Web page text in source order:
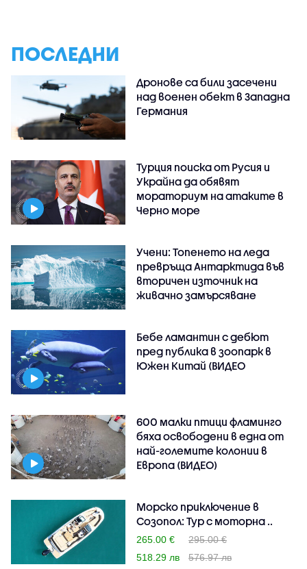
ПОСЛЕДНИ
Дронове са били засечени
над военен обект в Западна
Германия
Турция поиска от Русия и
Украйна да обявят
мораториум на атаките в
Черно море
Учени: Топенето на леда
превръща Антарктида във
вторичен източник на
живачно замърсяване
Бебе ламантин с дебют
пред публика в зоопарк в
Южен Китай (ВИДЕО
600 малки птици фламинго
бяха освободени в една от
най-големите колонии в
Европа (ВИДЕО)
Морско приключение в
Созопол: Тур с моторна ..
265.00 €
295.00 €
518.29 лв
576.97 лв